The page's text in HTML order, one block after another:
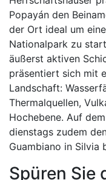
Popayán den
der Ort ideal um
Nationalpark zu
äußerst aktiven
präsentiert sich mit
Landschaft:
Thermalquellen,
Hochebene. Auf
dienstags zudem
Guambiano in Silvia
Spüren Sie